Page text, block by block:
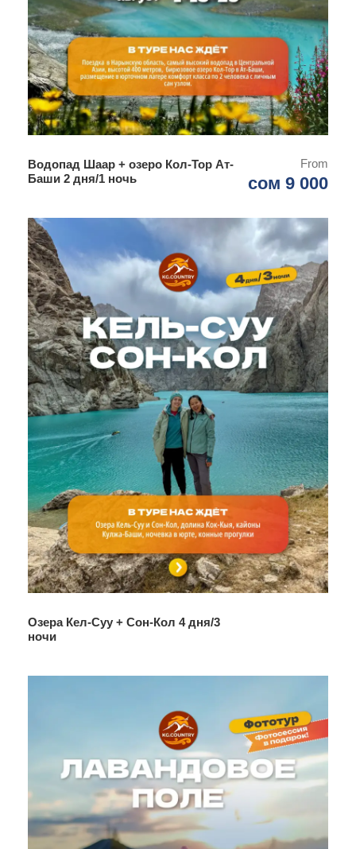
Водопад Шаар + озеро Кол-Тор Ат-
Баши 2 дня/1 ночь
From
сом 9 000
Озера Кел-Суу + Сон-Кол 4 дня/3
ночи